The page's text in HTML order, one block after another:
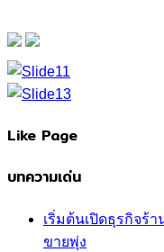
Like Page
บทความเด่น
เริ่มต้นเปิดธุรกิจร้
ขายพุ่ง